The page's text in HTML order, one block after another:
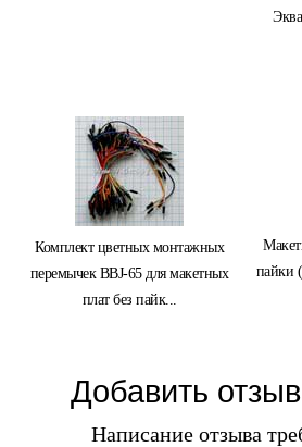
Комплект цветных монтажных
перемычек BBJ-65 для макетных
плат без пайк...
пайки
Добавить отзыв
Написание отзыва